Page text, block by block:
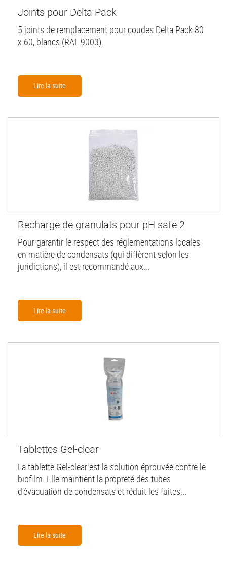
Joints pour Delta Pack
5 joints de remplacement pour coudes Delta Pack 80
x 60, blancs (RAL 9003).
Lire la suite
Recharge de granulats pour pH safe 2
Pour garantir le respect des réglementations locales
en matière de condensats (qui diffèrent selon les
juridictions), il est recommandé aux...
Lire la suite
Tablettes Gel-clear
La tablette Gel-clear est la solution éprouvée contre le
biofilm. Elle maintient la propreté des tubes
d’évacuation de condensats et réduit les fuites...
Lire la suite